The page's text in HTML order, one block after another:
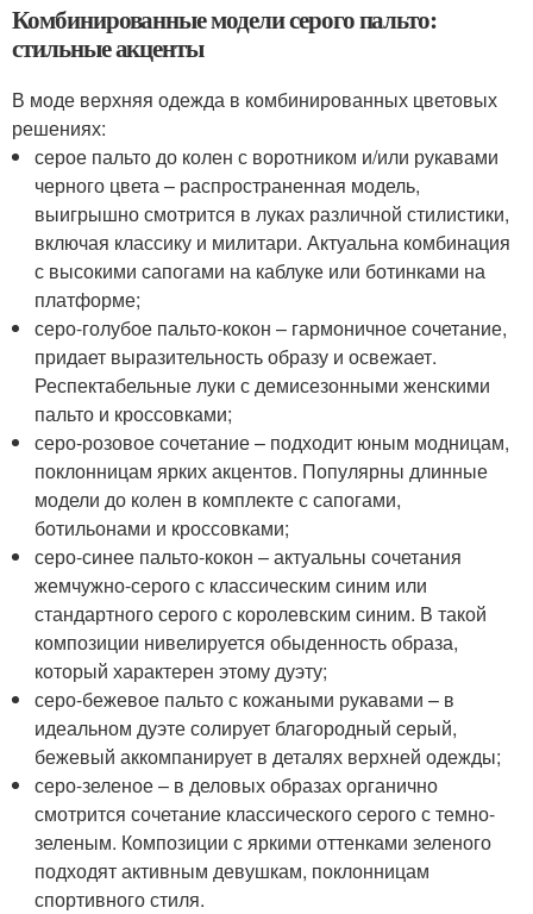
Комбинированные модели серого пальто:
стильные акценты
В моде верхняя одежда в комбинированных цветовых
решениях:
серое пальто до колен с воротником и/или рукавами
черного цвета – распространенная модель,
выигрышно смотрится в луках различной стилистики,
включая классику и милитари. Актуальна комбинация
с высокими сапогами на каблуке или ботинками на
платформе;
серо-голубое пальто-кокон – гармоничное сочетание,
придает выразительность образу и освежает.
Респектабельные луки с демисезонными женскими
пальто и кроссовками;
серо-розовое сочетание – подходит юным модницам,
поклонницам ярких акцентов. Популярны длинные
модели до колен в комплекте с сапогами,
ботильонами и кроссовками;
серо-синее пальто-кокон – актуальны сочетания
жемчужно-серого с классическим синим или
стандартного серого с королевским синим. В такой
композиции нивелируется обыденность образа,
который характерен этому дуэту;
серо-бежевое пальто с кожаными рукавами – в
идеальном дуэте солирует благородный серый,
бежевый аккомпанирует в деталях верхней одежды;
серо-зеленое – в деловых образах органично
смотрится сочетание классического серого с темно-
зеленым. Композиции с яркими оттенками зеленого
подходят активным девушкам, поклонницам
спортивного стиля.